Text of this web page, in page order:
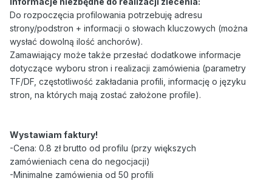
Do rozpoczęcia profilowania potrzebuję adresu
strony/podstron + informacji o słowach kluczowych (można
wysłać dowolną ilość anchorów).
Zamawiający może także przesłać dodatkowe informacje
dotyczące wyboru stron i realizacji zamówienia (parametry
TF/DF, częstotliwość zakładania profili, informację o języku
stron, na których mają zostać założone profile).
Wystawiam faktury!
-Cena: 0.8 zł brutto od profilu (przy większych
zamówieniach cena do negocjacji)
-Minimalne zamówienia od 50 profili